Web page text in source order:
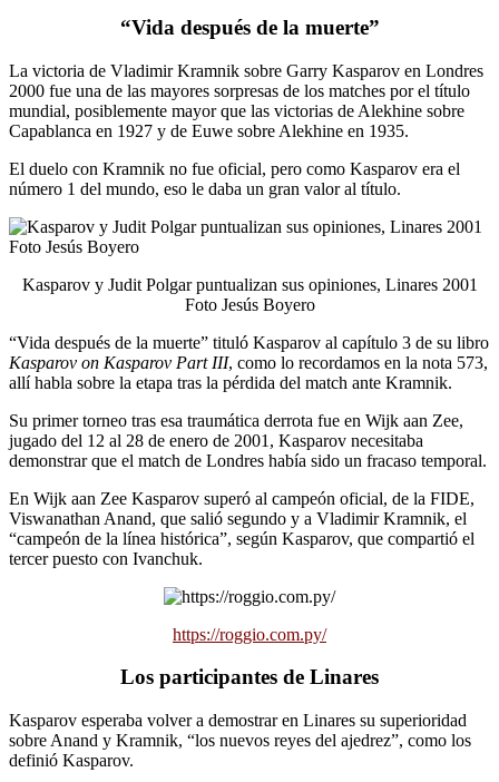
“Vida después de la muerte”
La victoria de Vladimir Kramnik sobre Garry Kasparov en Londres
2000 fue una de las mayores sorpresas de los matches por el título
mundial, posiblemente mayor que las victorias de Alekhine sobre
Capablanca en 1927 y de Euwe sobre Alekhine en 1935.
El duelo con Kramnik no fue oficial, pero como Kasparov era el
número 1 del mundo, eso le daba un gran valor al título.
Kasparov y Judit Polgar puntualizan sus opiniones, Linares 2001
Foto Jesús Boyero
“Vida después de la muerte” tituló Kasparov al capítulo 3 de su libro
Kasparov on Kasparov Part III, como lo recordamos en la nota 573,
allí habla sobre la etapa tras la pérdida del match ante Kramnik.
Su primer torneo tras esa traumática derrota fue en Wijk aan Zee,
jugado del 12 al 28 de enero de 2001, Kasparov necesitaba
demonstrar que el match de Londres había sido un fracaso temporal.
En Wijk aan Zee Kasparov superó al campeón oficial, de la FIDE,
Viswanathan Anand, que salió segundo y a Vladimir Kramnik, el
“campeón de la línea histórica”, según Kasparov, que compartió el
tercer puesto con Ivanchuk.
https://roggio.com.py/
Los participantes de Linares
Kasparov esperaba volver a demostrar en Linares su superioridad
sobre Anand y Kramnik, “los nuevos reyes del ajedrez”, como los
definió Kasparov.